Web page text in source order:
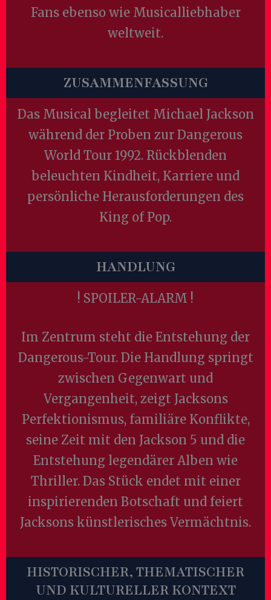
Fans ebenso wie Musicalliebhaber
weltweit.
ZUSAMMENFASSUNG
Das Musical begleitet Michael Jackson
während der Proben zur Dangerous
World Tour 1992. Rückblenden
beleuchten Kindheit, Karriere und
persönliche Herausforderungen des
King of Pop.
HANDLUNG
! SPOILER-ALARM !
Im Zentrum steht die Entstehung der
Dangerous-Tour. Die Handlung springt
zwischen Gegenwart und
Vergangenheit, zeigt Jacksons
Perfektionismus, familiäre Konflikte,
seine Zeit mit den Jackson 5 und die
Entstehung legendärer Alben wie
Thriller. Das Stück endet mit einer
inspirierenden Botschaft und feiert
Jacksons künstlerisches Vermächtnis.
HISTORISCHER, THEMATISCHER
UND KULTURELLER KONTEXT